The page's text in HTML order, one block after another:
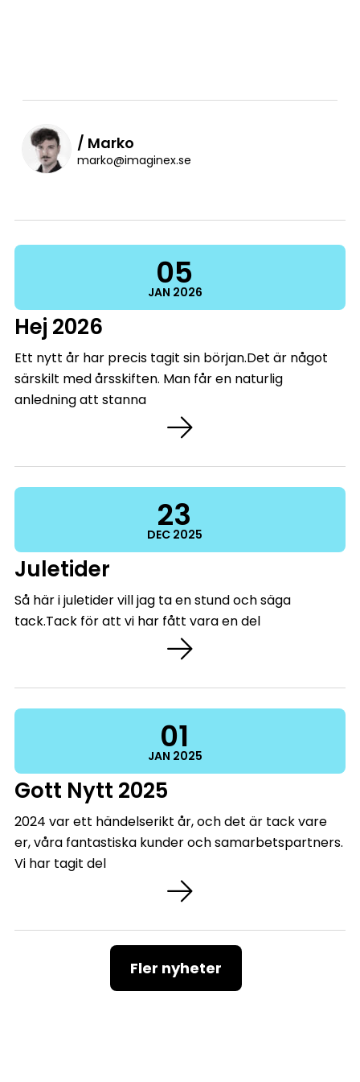
/ Marko
marko@imaginex.se
05
JAN 2026
Hej 2026
Ett nytt år har precis tagit sin början.Det är något
särskilt med årsskiften. Man får en naturlig
anledning att stanna
23
DEC 2025
Juletider
Så här i juletider vill jag ta en stund och säga
tack.Tack för att vi har fått vara en del
01
JAN 2025
Gott Nytt 2025
2024 var ett händelserikt år, och det är tack vare
er, våra fantastiska kunder och samarbetspartners.
Vi har tagit del
Fler nyheter